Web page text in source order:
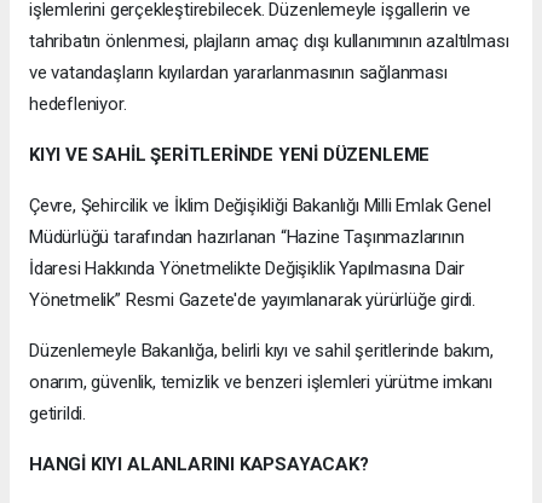
işlemlerini gerçekleştirebilecek. Düzenlemeyle işgallerin ve
tahribatın önlenmesi, plajların amaç dışı kullanımının azaltılması
ve vatandaşların kıyılardan yararlanmasının sağlanması
hedefleniyor.
KIYI VE SAHİL ŞERİTLERİNDE YENİ DÜZENLEME
Çevre, Şehircilik ve İklim Değişikliği Bakanlığı Milli Emlak Genel
Müdürlüğü tarafından hazırlanan “Hazine Taşınmazlarının
İdaresi Hakkında Yönetmelikte Değişiklik Yapılmasına Dair
Yönetmelik” Resmi Gazete'de yayımlanarak yürürlüğe girdi.
Düzenlemeyle Bakanlığa, belirli kıyı ve sahil şeritlerinde bakım,
onarım, güvenlik, temizlik ve benzeri işlemleri yürütme imkanı
getirildi.
HANGİ KIYI ALANLARINI KAPSAYACAK?